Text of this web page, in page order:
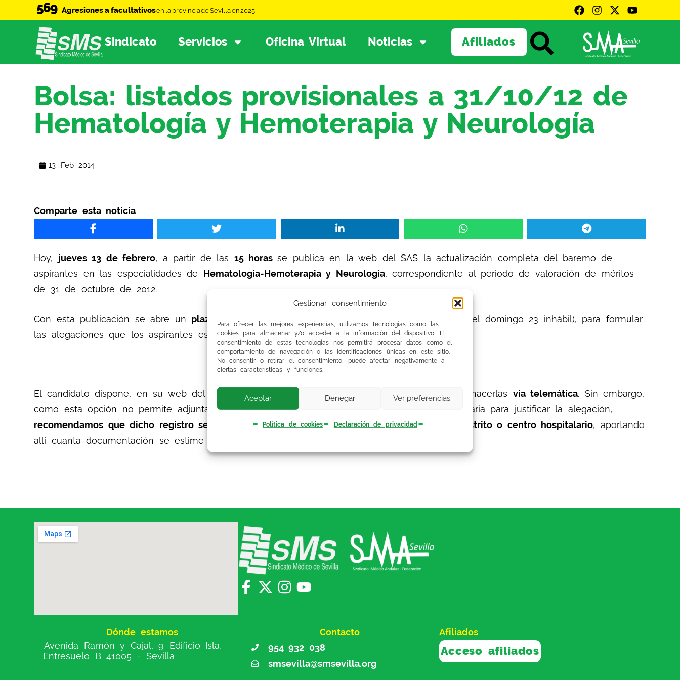
Gestionar consentimiento
Para ofrecer las mejores experiencias, utilizamos tecnologías como las
cookies para almacenar y/o acceder a la información del dispositivo. El
consentimiento de estas tecnologías nos permitirá procesar datos como el
comportamiento de navegación o las identificaciones únicas en este sitio.
No consentir o retirar el consentimiento, puede afectar negativamente a
ciertas características y funciones.
Aceptar Denegar Ver preferencias
Política de cookies Declaración de privacidad
Agresiones a facultativosen la provincia de Sevilla en 2025
569
Sindicato Servicios Oficina Virtual Noticias Afiliados
Bolsa: listados provisionales a 31/10/12 de
Hematología y Hemoterapia y Neurología
13 Feb 2014
Comparte esta noticia
Hoy, jueves 13 de febrero, a partir de las 15 horasse publica en la web del SAS la actualización completa del baremo de
aspirantes en las especialidades de Hematología-Hemoterapia y Neurología, correspondiente al periodo de valoración de méritos
de 31 de octubre de 2012.
Con esta publicación se abre un plazo de 10 días naturales, del 14 al 24 de febrero
(al ser el domingo 23 inhábil), para formular
las alegaciones que los aspirantes estimen convenientes.
El candidato dispone, en su web del SAS, de la herramienta «Gestión de alegaciones»para hacerlas vía telemática. Sin embargo,
como esta opción no permite adjuntar archivos para remitir cuanta documentación sea necesaria para justificar la alegación,
recomendamos que dicho registro se haga también en formato papel en los registros de distrito o centro hospitalario, aportando
allí cuanta documentación se estime necesaria para justificar las alegaciones.
Dónde estamos
Avenida Ramón y Cajal, 9 Edificio Isla,
Entresuelo B 41005 - Sevilla
Contacto
954 932 038
smsevilla@smsevilla.org
Afiliados
Acceso afiliados